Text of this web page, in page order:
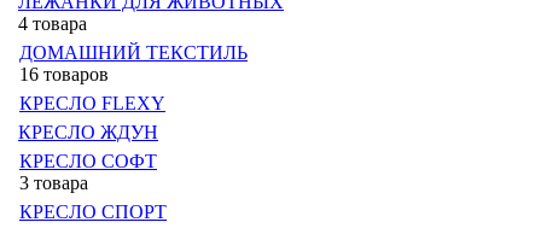
4 товара
ДОМАШНИЙ ТЕКСТИЛЬ
16 товаров
КРЕСЛО FLEXY
КРЕСЛО ЖДУН
КРЕСЛО СОФТ
3 товара
КРЕСЛО СПОРТ